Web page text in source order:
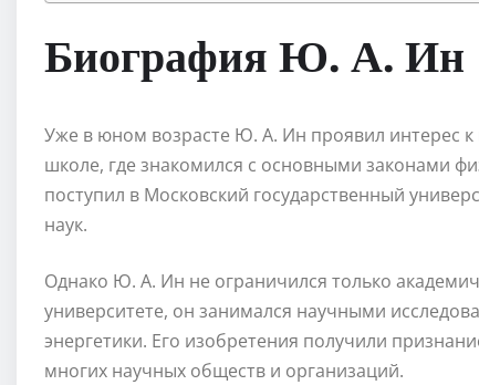
Биография Ю. А. Ин
Уже в юном возрасте Ю. А. Ин проявил интерес к
школе, где знакомился с основными законами
поступил в Московский государственный
наук.
Однако Ю. А. Ин не ограничился только
университете, он занимался научными
энергетики. Его изобретения получили
многих научных обществ и организаций.